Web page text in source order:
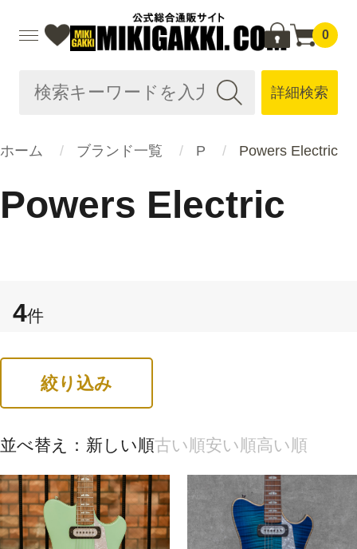
0
詳細検索
ホーム ブランド一覧 P Powers Electric
Powers Electric
4件
絞り込み
並べ替え： 新しい順古い順安い順高い順